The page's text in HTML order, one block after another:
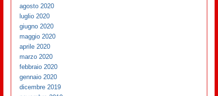
agosto 2020
luglio 2020
giugno 2020
maggio 2020
aprile 2020
marzo 2020
febbraio 2020
gennaio 2020
dicembre 2019